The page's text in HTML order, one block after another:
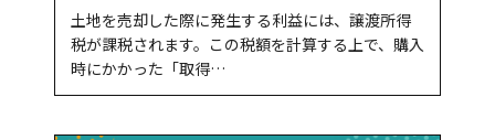
土地を売却した際に発生する利益には、譲渡所得
税が課税されます。この税額を計算する上で、購入
時にかかった「取得…